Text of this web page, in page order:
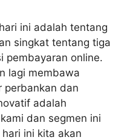
ini adalah tentang
singkat tentang tiga
pembayaran online.
lagi membawa
perbankan dan
adalah
dan segmen ini
ini kita akan